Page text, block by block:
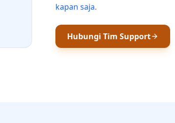
kapan saja.
Hubungi Tim Support